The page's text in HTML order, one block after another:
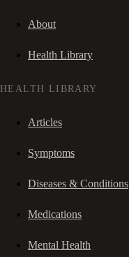
About
Health Library
HEALTH LIBRARY
Articles
Symptoms
Diseases & Conditions
Medications
Mental Health